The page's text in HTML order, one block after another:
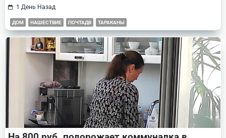
1 День Назад
ДОМ НАШЕСТВИЕ ПОЧТАДВ ТАРАКАНЫ